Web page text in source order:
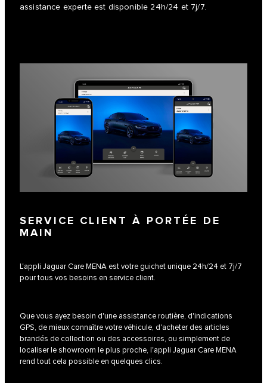
assistance experte est disponible 24h/24 et 7j/7.
SERVICE CLIENT À PORTÉE DE
MAIN
L'appli Jaguar Care MENA est votre guichet unique 24h/24 et 7j/7
pour tous vos besoins en service client.
Que vous ayez besoin d'une assistance routière, d'indications
GPS, de mieux connaître votre véhicule, d'acheter des articles
brandés de collection ou des accessoires, ou simplement de
localiser le showroom le plus proche, l'appli Jaguar Care MENA
rend tout cela possible en quelques clics.